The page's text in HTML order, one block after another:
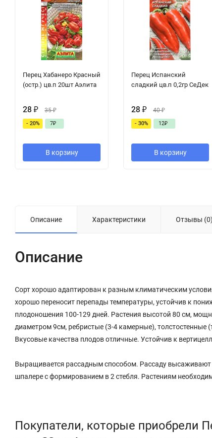
Перец Хабанеро Красный
(остр.) цв.п 20шт Аэлита
28 ₽ 35₽
- 20% 7₽
В корзину
Перец Испанский
сладкий цв.п 0,2гр СеДек
28 ₽ 40₽
- 30% 12₽
В корзину
Описание Характеристики Отзывы (0)
Описание
Сорт хорошо адаптирован к разным климатическим
хорошо переносит перепады температуры, устойчив к
плодоношения 100-129 дней. Растения высотой 80 см,
диаметром 9см, ребристые (3-4 камерные),
Вкусовые качества плодов отличные. Устойчив к
Выращивается рассадным способом. Рассаду
шпалере с формированием в 2 стебля. Растениям
Покупатели, которые приобрели